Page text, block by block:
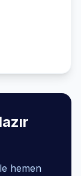
hemen